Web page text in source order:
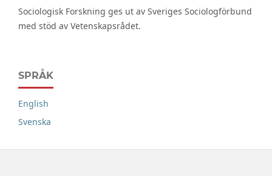
Sociologisk Forskning ges ut av Sveriges Sociologförbund
med stöd av Vetenskapsrådet.
SPRÅK
English
Svenska